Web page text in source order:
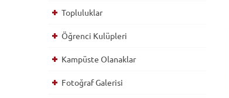
Topluluklar
Öğrenci Kulüpleri
Kampüste Olanaklar
Fotoğraf Galerisi